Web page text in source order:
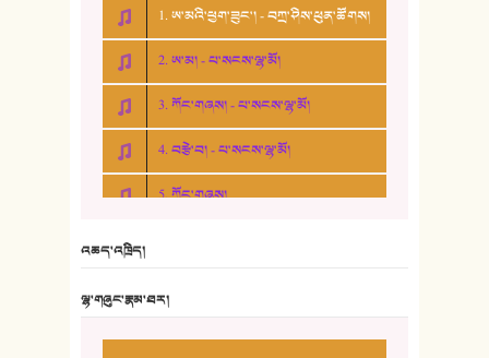
1. ཨ་མའི་ཕྱག་ཟུང་། - བཀྲ་ཤིས་ཕུན་ཚོགས།
2. ཨ་མ། - པ་སངས་ལྷ་མོ།
3. ཀོང་གཞས། - པ་སངས་ལྷ་མོ།
4. བརྩེ་བ། - པ་སངས་ལྷ་མོ།
5. ཀོང་གཞས།
འཆད་འཁྲིད།
ལྷ་གཞུང་རྣམ་ཐར།